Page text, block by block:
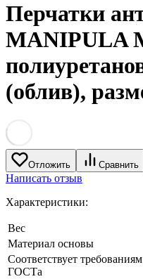
Перчатки
MANIPULA
(облив),
Отложить Сравнить
Написать отзыв
Характеристики:
Вес
Материал основы
Соответствует требованиям
ГОСТа